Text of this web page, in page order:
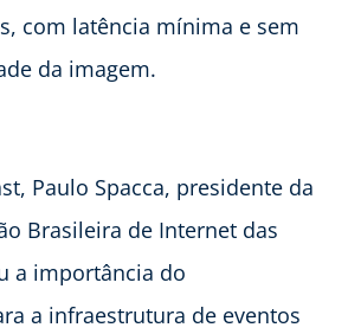
com latência mínima e sem
da imagem.
Paulo Spacca, presidente da
Brasileira de Internet das
a importância do
a infraestrutura de eventos